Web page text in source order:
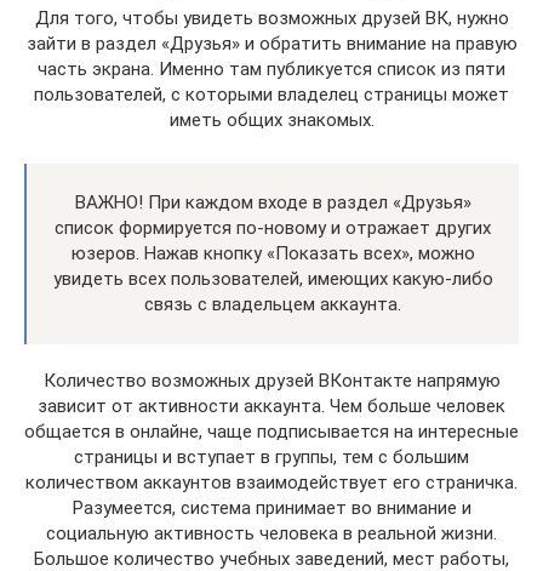
Для того, чтобы увидеть возможных друзей ВК, нужно
зайти в раздел «Друзья» и обратить внимание на правую
часть экрана. Именно там публикуется список из пяти
пользователей, с которыми владелец страницы может
иметь общих знакомых.
ВАЖНО! При каждом входе в раздел «Друзья»
список формируется по-новому и отражает других
юзеров. Нажав кнопку «Показать всех», можно
увидеть всех пользователей, имеющих какую-либо
связь с владельцем аккаунта.
Количество возможных друзей ВКонтакте напрямую
зависит от активности аккаунта. Чем больше человек
общается в онлайне, чаще подписывается на интересные
страницы и вступает в группы, тем с большим
количеством аккаунтов взаимодействует его страничка.
Разумеется, система принимает во внимание и
социальную активность человека в реальной жизни.
Большое количество учебных заведений, мест работы,